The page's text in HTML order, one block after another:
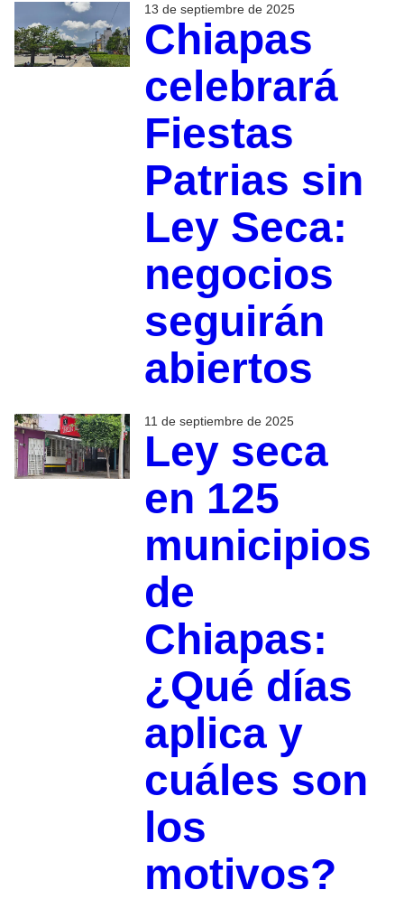
13 de septiembre de 2025
Chiapas
celebrará
Fiestas
Patrias sin
Ley Seca:
negocios
seguirán
abiertos
11 de septiembre de 2025
Ley seca
en 125
municipios
de
Chiapas:
¿Qué días
aplica y
cuáles son
los
motivos?